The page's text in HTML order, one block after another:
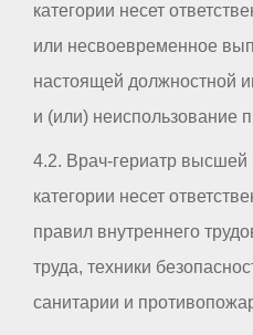
категории несет
или несвоевременное
настоящей должностной
и (или) неиспользование
4.2. Врач-гериатр
категории несет
правил внутреннего
труда, техники
санитарии и